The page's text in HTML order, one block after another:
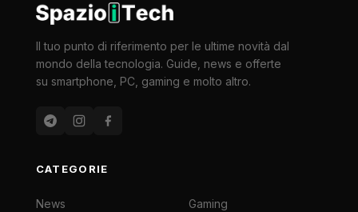
Il tuo punto di riferimento per le ultime novità dal
mondo della tecnologia. Guide, news e offerte
su smartphone, PC, gaming e molto altro.
CATEGORIE
News
Gaming